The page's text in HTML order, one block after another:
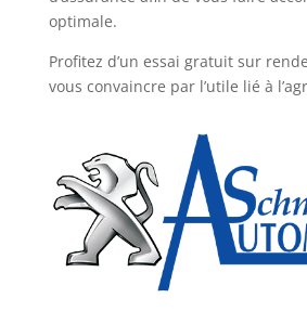
optimale.
Profitez d’un essai gratuit sur
vous convaincre par l’utile lié à